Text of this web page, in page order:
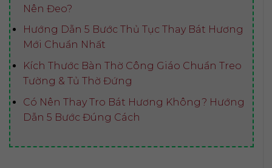
Nên Đeo?
Hướng Dẫn 5 Bước Thủ Tục Thay Bát Hương
Mới Chuẩn Nhất
Kích Thước Bàn Thờ Công Giáo Chuẩn Treo
Tường & Tủ Thờ Đứng
Có Nên Thay Tro Bát Hương Không? Hướng
Dẫn 5 Bước Đúng Cách